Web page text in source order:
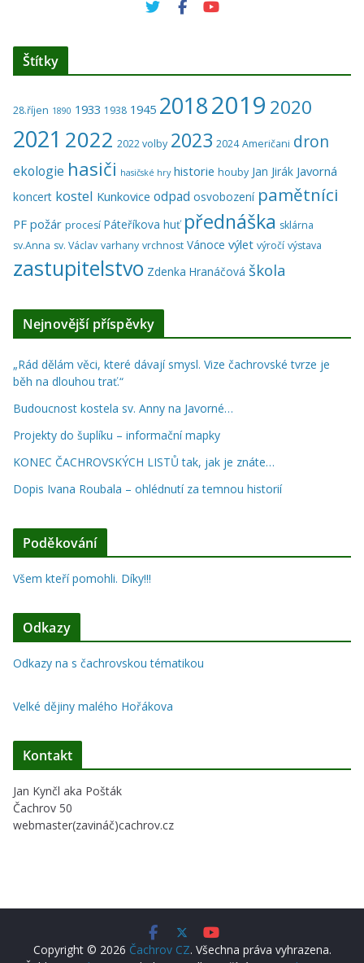
Štítky
28.říjen 1890 1933 1938 1945 20182019 2020
2021 2022 2022 volby 2023 2024 Američani dron
ekologie hasiči hasičské hry historie houby Jan Jirák Javorná
koncert kostel Kunkovice odpad osvobození pamětníci
PF požár procesí Páteříkova huť přednáška sklárna
sv.Anna sv. Václav varhany vrchnost Vánoce výlet výročí výstava
zastupitelstvo Zdenka Hranáčová škola
Nejnovější příspěvky
„Rád dělám věci, které dávají smysl. Vize čachrovské tvrze je
běh na dlouhou trať.“
Budoucnost kostela sv. Anny na Javorné…
Projekty do šuplíku – informační mapky
KONEC ČACHROVSKÝCH LISTŮ tak, jak je znáte…
Dopis Ivana Roubala – ohlédnutí za temnou historií
Poděkování
Všem kteří pomohli. Díky!!!
Odkazy
Odkazy na s čachrovskou tématikou
Velké dějiny malého Hořákova
Kontakt
Jan Kynčl aka Pošták
Čachrov 50
webmaster(zavináč)cachrov.cz
Copyright © 2026 Čachrov CZ. Všechna práva vyhrazena.